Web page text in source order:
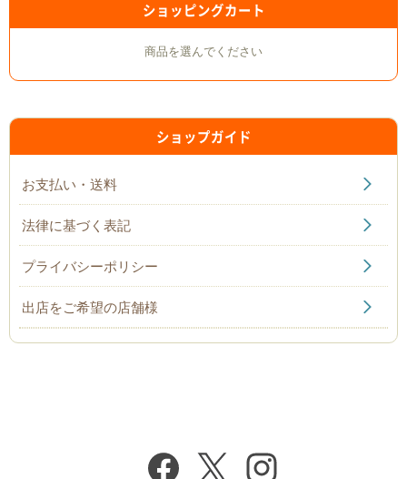
ショッピングカート
商品を選んでください
ショップガイド
お支払い・送料
法律に基づく表記
プライバシーポリシー
出店をご希望の店舗様